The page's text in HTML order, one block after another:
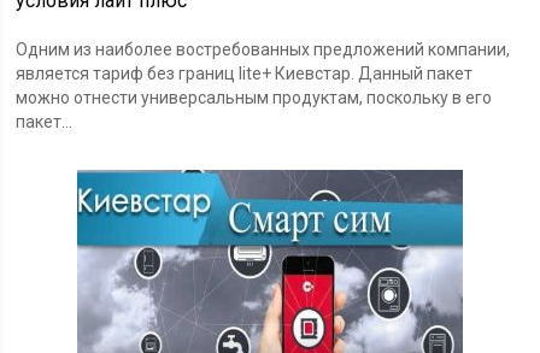
Одним из наиболее востребованных предложений компании,
является тариф без границ lite+ Киевстар. Данный пакет
можно отнести универсальным продуктам, поскольку в его
пакет...